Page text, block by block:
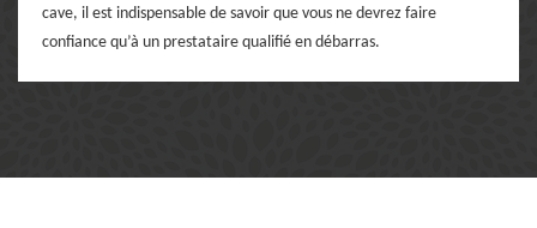
cave, il est indispensable de savoir que vous ne devrez faire
confiance qu’à un prestataire qualifié en débarras.